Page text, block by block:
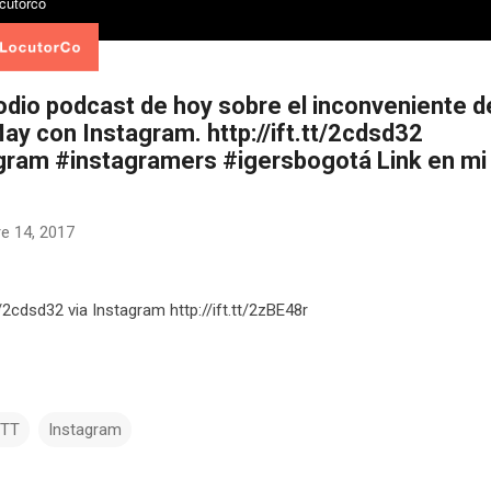
podcast de hoy sobre el inconveniente
con Instagram. http://ift.tt/2cdsd32
#instagramers #igersbogotá Link en mi
14, 2017
via Instagram http://ift.tt/2zBE48r
Instagram